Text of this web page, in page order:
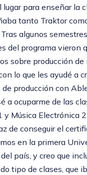
para enseñar la
tanto Traktor
algunos
del programa vieron
sobre producción de
lo que les ayudé a
de producción con
a ocuparme de las
y Música Electrónica
de conseguir el
en la primera
país, y creo que
tipo de clases, que